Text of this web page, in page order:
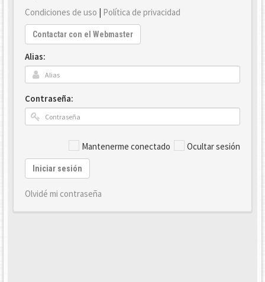
Condiciones de uso | Política de privacidad
Contactar con el Webmaster
Alias:
Contraseña:
Mantenerme conectado Ocultar sesión
Iniciar sesión
Olvidé mi contraseña